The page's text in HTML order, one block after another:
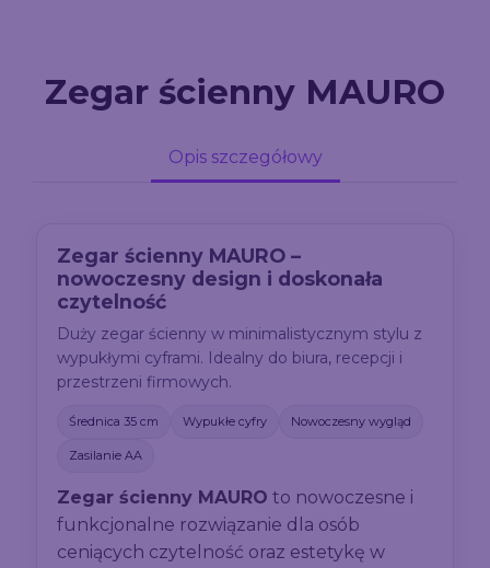
Zegar ścienny MAURO
Opis szczegółowy
Zegar ścienny MAURO –
nowoczesny design i doskonała
czytelność
Duży zegar ścienny w minimalistycznym stylu z
wypukłymi cyframi. Idealny do biura, recepcji i
przestrzeni firmowych.
Średnica 35 cm Wypukłe cyfry Nowoczesny wygląd
Zasilanie AA
Zegar ścienny MAURO to nowoczesne i
funkcjonalne rozwiązanie dla osób
ceniących czytelność oraz estetykę w